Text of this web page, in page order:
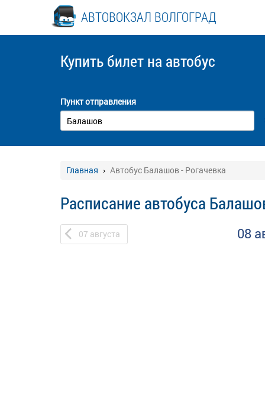
АВТОВОКЗАЛ ВОЛГОГРАД
Купить билет на автобус
Пункт отправления
Главная Автобус Балашов - Рогачевка
Расписание автобуса
07 августа 08